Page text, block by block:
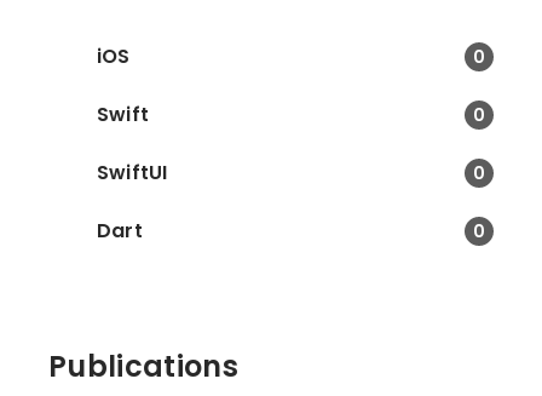
iOS 0
Swift 0
SwiftUI 0
Dart 0
Publications